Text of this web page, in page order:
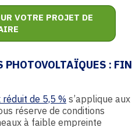
VOTRE PROJET DE
: FIN
de 5,5 % s’applique aux
réserve de conditions
à faible empreinte